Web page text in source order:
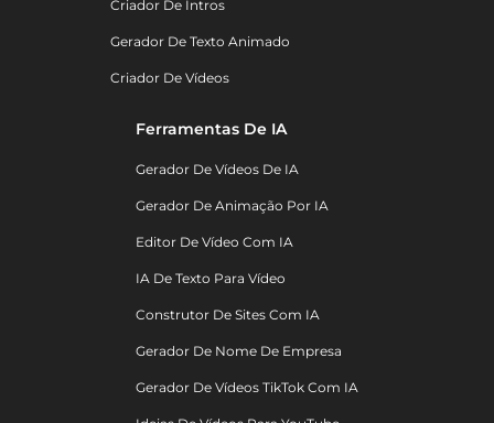
Criador De Intros
Gerador De Texto Animado
Criador De Vídeos
Ferramentas De IA
Gerador De Vídeos De IA
Gerador De Animação Por IA
Editor De Vídeo Com IA
IA De Texto Para Vídeo
Construtor De Sites Com IA
Gerador De Nome De Empresa
Gerador De Vídeos TikTok Com IA